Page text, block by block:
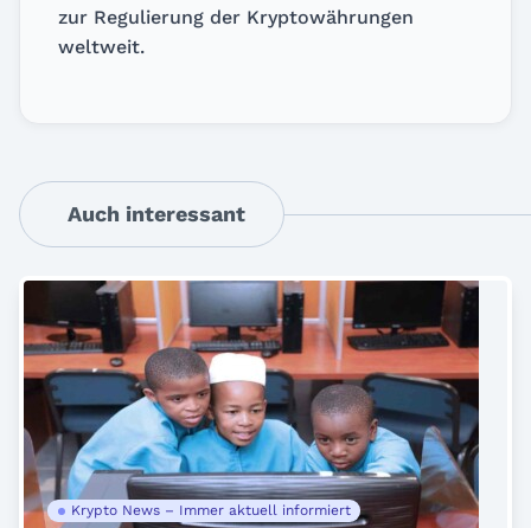
zur Regulierung der Kryptowährungen
weltweit.
Auch interessant
Krypto News – Immer aktuell informiert